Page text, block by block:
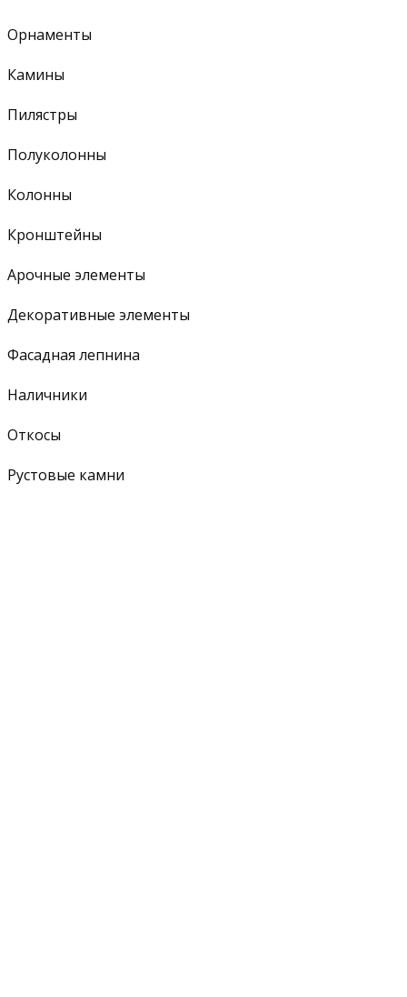
Орнаменты
Камины
Пилястры
Полуколонны
Колонны
Кронштейны
Арочные элементы
Декоративные элементы
Фасадная лепнина
Наличники
Откосы
Рустовые камни